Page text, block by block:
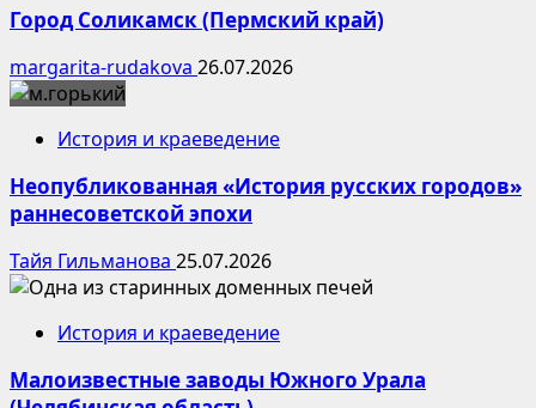
Город Соликамск (Пермский край)
margarita-rudakova 26.07.2026
История и краеведение
Неопубликованная «История русских городов»
раннесоветской эпохи
Тайя Гильманова 25.07.2026
История и краеведение
Малоизвестные заводы Южного Урала